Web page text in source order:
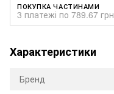
ПОКУПКА ЧАСТИНАМИ
3 платежі по 789.67 грн
Характеристики
Бренд